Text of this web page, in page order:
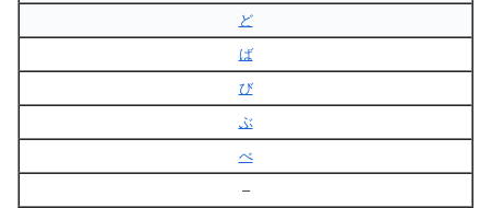
ど
ば
び
ぶ
べ
–